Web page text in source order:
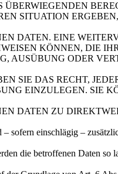
SITUATION
DATEN. EINE
KÖNNEN, DIE
AUSÜBUNG ODER
SIE DAS RECHT,
EINZULEGEN. SIE
DATEN ZU
sofern einschlägig –
die betroffenen Daten so